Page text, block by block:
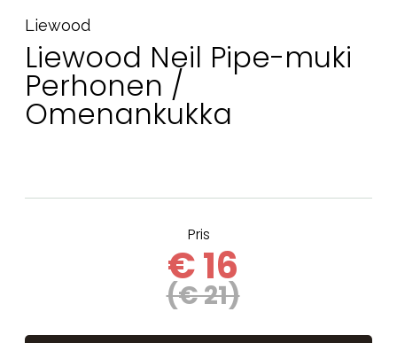
Liewood
Liewood Neil Pipe-muki
Perhonen /
Omenankukka
Pris
€ 16
(€ 21)